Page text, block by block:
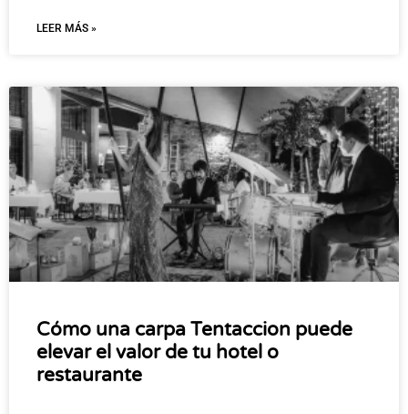
LEER MÁS »
Cómo una carpa Tentaccion puede
elevar el valor de tu hotel o
restaurante